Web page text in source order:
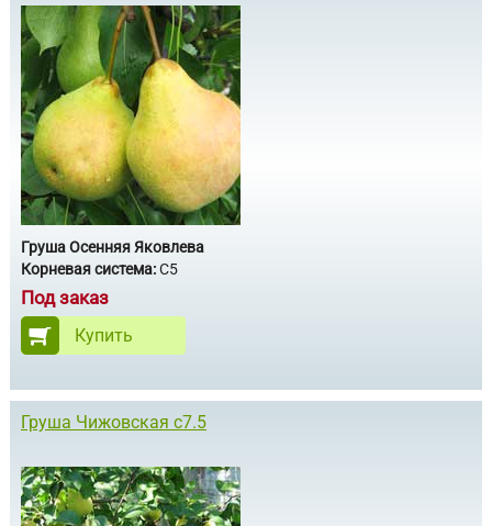
Груша Осенняя Яковлева
Корневая система:С5
Под заказ
Купить
Груша Чижовская с7.5